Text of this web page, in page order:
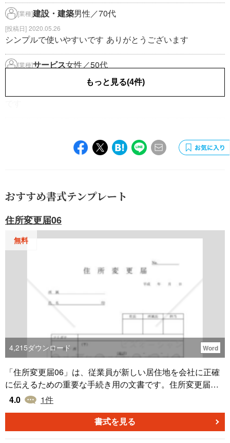
[業種]建設・建築男性／70代
2020.05.26
シンプルで使いやすいです ありがとうございます
[業種]サービス女性／50代
もっと見る(4件)
おすすめ書式テンプレート
住所変更届06
無料
4,215ダウンロード Word
「住所変更届06」は、従業員が新しい居住地を会社に正確
に伝えるための重要な手続き用の文書です。住所変更届と
は、居住地の移動を伴う際、それを会社に正式に報告する
に基づき、特定の用紙に詳細を記入して提出する形となり
ます。提出の際の期限や方法は会社によって異なるため、
4.0 1件
書式を見る